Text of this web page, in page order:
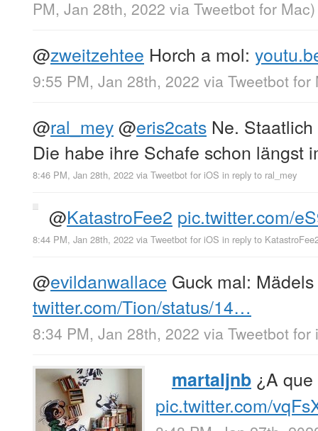
PM, Jan 28th, 2022 via Tweetbot for Mac)
@zweitzehtee Horch a mol:
9:55 PM, Jan 28th, 2022 via Tweetbot for
@ral_mey@eris2cats Ne.
Die habe ihre Schafe schon längst
8:46 PM, Jan 28th, 2022 via Tweetbot for iΟS in reply to ral_mey
@KatastroFee2 pic.twitter.com/
8:44 PM, Jan 28th, 2022 via Tweetbot for iΟS in reply to
@evildanwallace Guck mal:
twitter.com/Tion/status/14…
8:34 PM, Jan 28th, 2022 via Tweetbot for
martaljnb ¿A
pic.twitter.com/